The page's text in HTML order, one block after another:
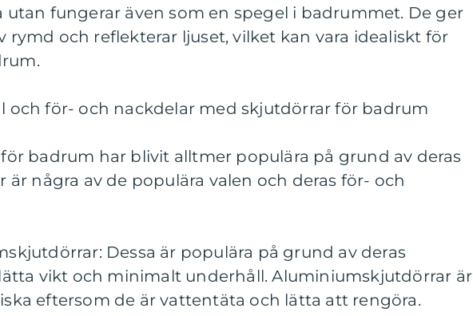
fungerar även som en spegel i badrummet. De ger
rymd och reflekterar ljuset, vilket kan vara idealiskt för
och för- och nackdelar med skjutdörrar för badrum
badrum har blivit alltmer populära på grund av deras
är några av de populära valen och deras för- och
Dessa är populära på grund av deras
vikt och minimalt underhåll. Aluminiumskjutdörrar är
eftersom de är vattentäta och lätta att rengöra.